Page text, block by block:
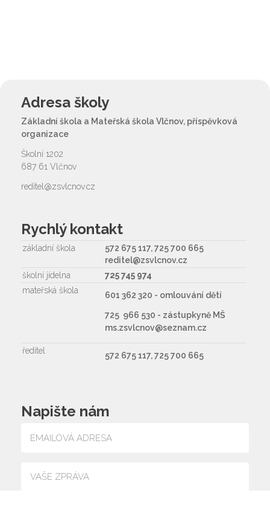
Adresa školy
Základní škola a Mateřská škola Vlčnov, příspěvková
organizace
Školní 1202
687 61 Vlčnov
reditel@zsvlcnov.cz
Rychlý kontakt
základní škola
572 675 117, 725 700 665
reditel@zsvlcnov.cz
školní jídelna
725 745 974
mateřská škola
601 362 320 - omlouvání dětí
725 966 530 - zástupkyně MŠ
ms.zsvlcnov@seznam.cz
ředitel 572 675 117, 725 700 665
Napište nám